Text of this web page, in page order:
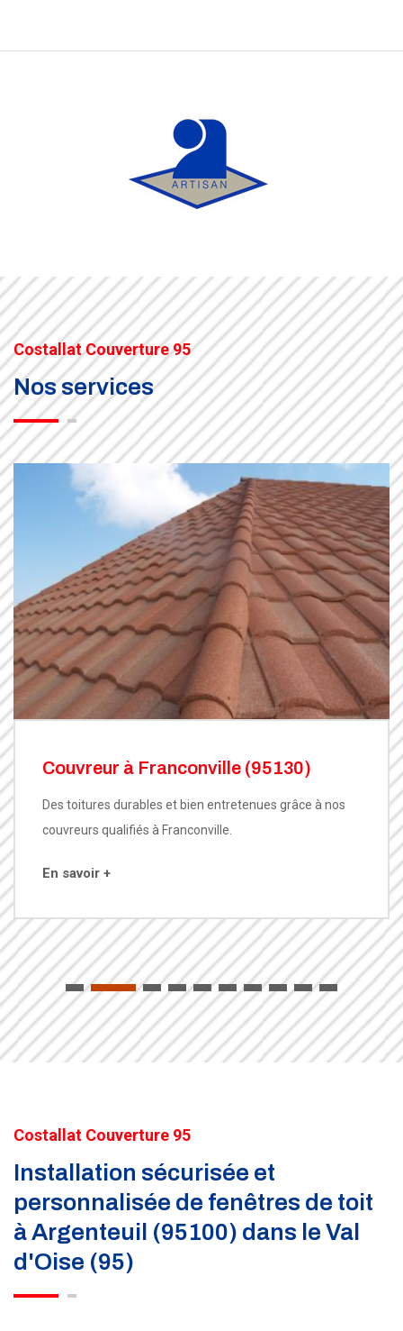
Costallat Couverture 95
Nos services
Couvreur à Franconville (95130)
Des toitures durables et bien entretenues grâce à nos
couvreurs qualifiés à Franconville.
En savoir +
Costallat Couverture 95
Installation sécurisée et
personnalisée de fenêtres de toit
à Argenteuil (95100) dans le Val
d'Oise (95)